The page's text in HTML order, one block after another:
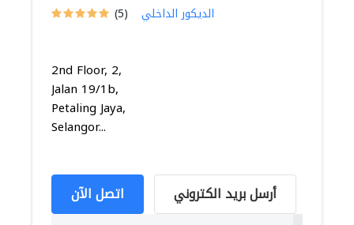
(5) الديكور الداخلي
2nd Floor, 2,
Jalan 19/1b,
Petaling Jaya,
Selangor...
اتصل الآن أرسل بريد الكتروني